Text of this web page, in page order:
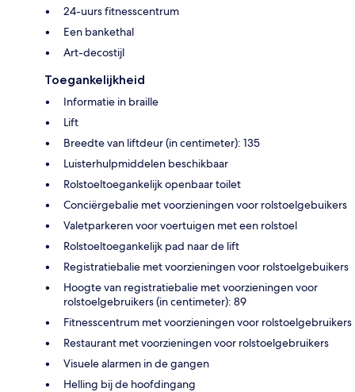
24-uurs fitnesscentrum
Een bankethal
Art-decostijl
Toegankelijkheid
Informatie in braille
Lift
Breedte van liftdeur (in centimeter): 135
Luisterhulpmiddelen beschikbaar
Rolstoeltoegankelijk openbaar toilet
Conciërgebalie met voorzieningen voor rolstoelgebuikers
Valetparkeren voor voertuigen met een rolstoel
Rolstoeltoegankelijk pad naar de lift
Registratiebalie met voorzieningen voor rolstoelgebuikers
Hoogte van registratiebalie met voorzieningen voor
rolstoelgebruikers (in centimeter): 89
Fitnesscentrum met voorzieningen voor rolstoelgebruikers
Restaurant met voorzieningen voor rolstoelgebruikers
Visuele alarmen in de gangen
Helling bij de hoofdingang